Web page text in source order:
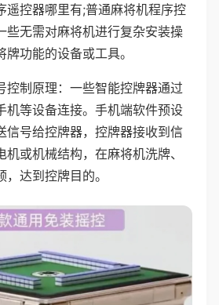
遥控器哪里有;普通麻将机程序控
些无需对麻将机进行复杂安装操
功能的设备或工具。
控制原理：一些智能控牌器通过
机等设备连接。手机端软件预设
信号给控牌器，控牌器接收到信
或机械结构，在麻将机洗牌、
达到控牌目的。